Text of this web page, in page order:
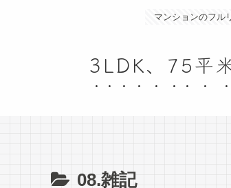
マンションのフル
3LDK、75平
08.雑記